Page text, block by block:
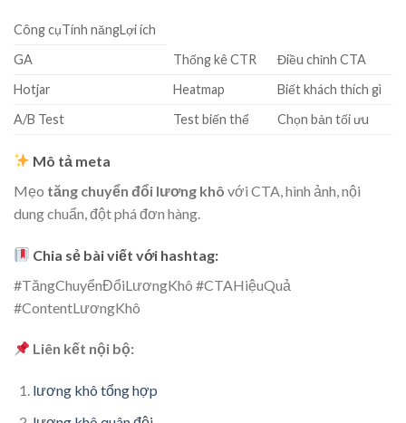
Công cụTính năngLợi ích
GA
Thống kê CTR
Điều chỉnh CTA
Hotjar
Heatmap
Biết khách thích gì
A/B Test
Test biến thể Chọn bản tối ưu
Mô tả meta
Mẹo tăng chuyển đổi lương khô với CTA, hình ảnh, nội
dung chuẩn, đột phá đơn hàng.
Chia sẻ bài viết với hashtag:
#TăngChuyểnĐổiLươngKhô #CTAHiệuQuả
#ContentLươngKhô
Liên kết nội bộ:
lương khô tổng hợp